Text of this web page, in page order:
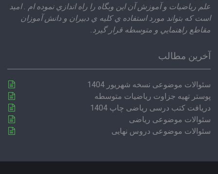
علم رياضيات و آموزش آن اين وبگاه را راه اندازي نموده ام . اميد
است كه بتواند مورد استفاده ي كليه ي دبيران و دانش آموزان
مقاطع راهنمايي و متوسطه قرار گيرد.
آخرین مطالب
سئوالات موضوعی نسخه شهریور 1404
پوستر تهیه جزاوت ریاضیات متوسطه
دریافت کتب درسی ریاضی چاپ 1404
سئوالات موضوعی ریاضی
سئوالات موضوعی دروس نهایی